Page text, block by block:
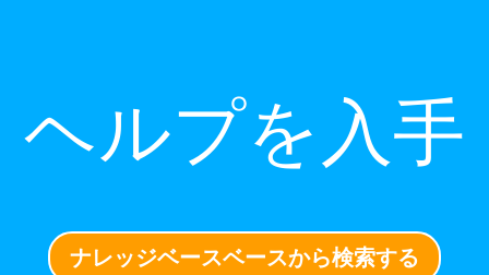
ヘルプを入手
ナレッジベースベースから検索する